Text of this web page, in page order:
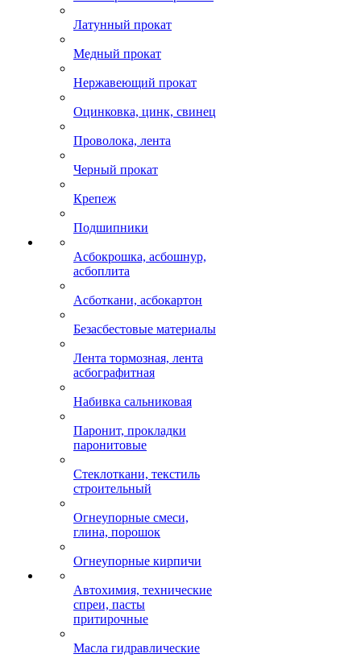
Латунный прокат
Медный прокат
Нержавеющий прокат
Оцинковка, цинк, свинец
Проволока, лента
Черный прокат
Крепеж
Подшипники
Асбокрошка, асбошнур,
асбоплита
Асботкани, асбокартон
Безасбестовые материалы
Лента тормозная, лента
асбографитная
Набивка сальниковая
Паронит, прокладки
паронитовые
Стеклоткани, текстиль
строительный
Огнеупорные смеси,
глина, порошок
Огнеупорные кирпичи
Автохимия, технические
спреи, пасты
притирочные
Масла гидравлические